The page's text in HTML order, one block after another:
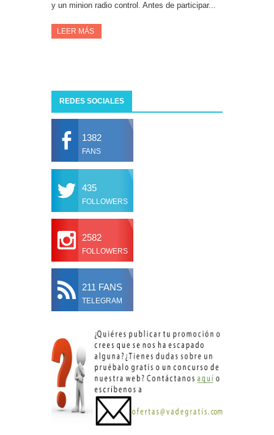
y un minion radio control. Antes de participar...
LEER MÁS
REDES SOCIALES
1382
FANS
435
FOLLOWERS
2582
FOLLOWERS
211 FANS
TELEGRAM